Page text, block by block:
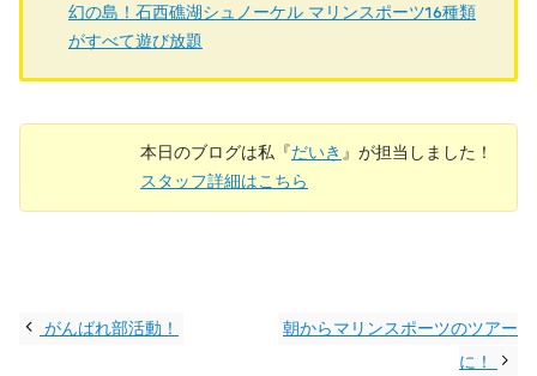
幻の島！石西礁湖シュノーケル マリンスポーツ16種類
がすべて遊び放題
本日のブログは私『だいき 』が担当しました！
スタッフ詳細はこちら
がんばれ部活動！
朝からマリンスポーツのツアー
に！